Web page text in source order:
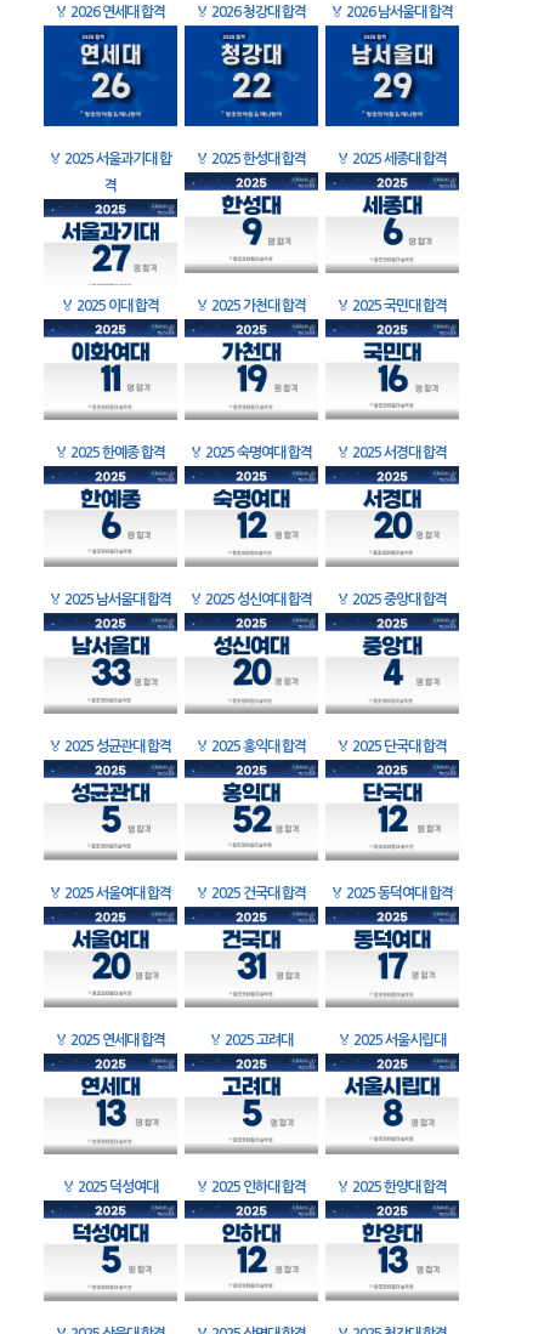
🏅 2026 연세대 합격 🏅 2026 청강대 합격 🏅 2026 남서울대 합격
🏅 2025 서울과기대 합
격
🏅 2025 한성대 합격 🏅 2025 세종대 합격
🏅 2025 이대 합격 🏅 2025 가천대 합격 🏅 2025 국민대 합격
🏅 2025 한예종 합격 🏅 2025 숙명여대 합격 🏅 2025 서경대 합격
🏅 2025 남서울대 합격 🏅 2025 성신여대 합격 🏅 2025 중앙대 합격
🏅 2025 성균관대 합격 🏅 2025 홍익대 합격 🏅 2025 단국대 합격
🏅 2025 서울여대 합격 🏅 2025 건국대 합격 🏅 2025 동덕여대 합격
🏅 2025 연세대 합격 🏅 2025 고려대 🏅 2025 서울시립대
🏅 2025 덕성여대 🏅 2025 인하대 합격 🏅 2025 한양대 합격